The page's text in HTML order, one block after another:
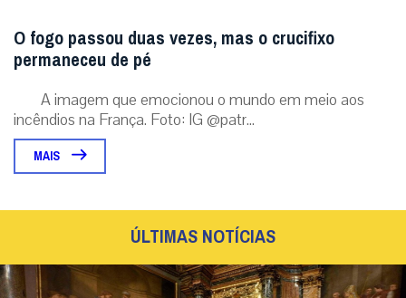
O fogo passou duas vezes, mas o crucifixo
permaneceu de pé
A imagem que emocionou o mundo em meio aos
incêndios na França. Foto: IG @patr...
MAIS
ÚLTIMAS NOTÍCIAS